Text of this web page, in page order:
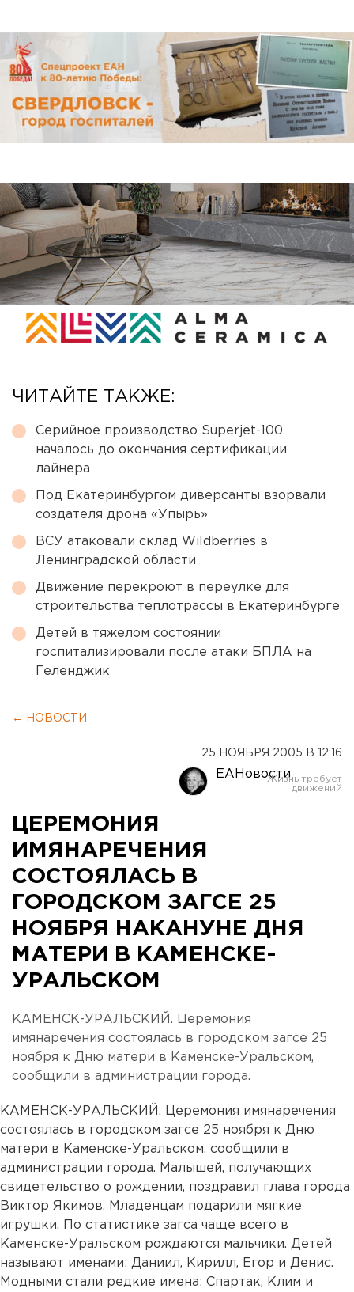
ЧИТАЙТЕ ТАКЖЕ:
Серийное производство Superjet-100
началось до окончания сертификации
лайнера
Под Екатеринбургом диверсанты взорвали
создателя дрона «Упырь»
ВСУ атаковали склад Wildberries в
Ленинградской области
Движение перекроют в переулке для
строительства теплотрассы в Екатеринбурге
Детей в тяжелом состоянии
госпитализировали после атаки БПЛА на
Геленджик
← НОВОСТИ
25 НОЯБРЯ 2005 В 12:16
ЕАНовости
ЦЕРЕМОНИЯ
ИМЯНАРЕЧЕНИЯ
СОСТОЯЛАСЬ В
ГОРОДСКОМ ЗАГСЕ 25
НОЯБРЯ НАКАНУНЕ ДНЯ
МАТЕРИ В КАМЕНСКЕ-
УРАЛЬСКОМ
КАМЕНСК-УРАЛЬСКИЙ. Церемония
имянаречения состоялась в городском загсе 25
ноября к Дню матери в Каменске-Уральском,
сообщили в администрации города.
КАМЕНСК-УРАЛЬСКИЙ. Церемония имянаречения
состоялась в городском загсе 25 ноября к Дню
матери в Каменске-Уральском, сообщили в
администрации города. Малышей, получающих
свидетельство о рождении, поздравил глава города
Виктор Якимов. Младенцам подарили мягкие
игрушки. По статистике загса чаще всего в
Каменске-Уральском рождаются мальчики. Детей
называют именами: Даниил, Кирилл, Егор и Денис.
Модными стали редкие имена: Спартак, Клим и